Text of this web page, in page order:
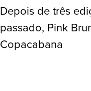
Depois de três
passado, Pink
Copacabana